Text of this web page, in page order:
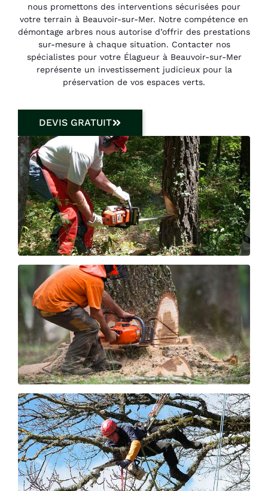
nous promettons des interventions sécurisées pour
votre terrain à Beauvoir-sur-Mer. Notre compétence en
démontage arbres nous autorise d’offrir des prestations
sur-mesure à chaque situation. Contacter nos
spécialistes pour votre Élagueur à Beauvoir-sur-Mer
représente un investissement judicieux pour la
préservation de vos espaces verts.
DEVIS GRATUIT